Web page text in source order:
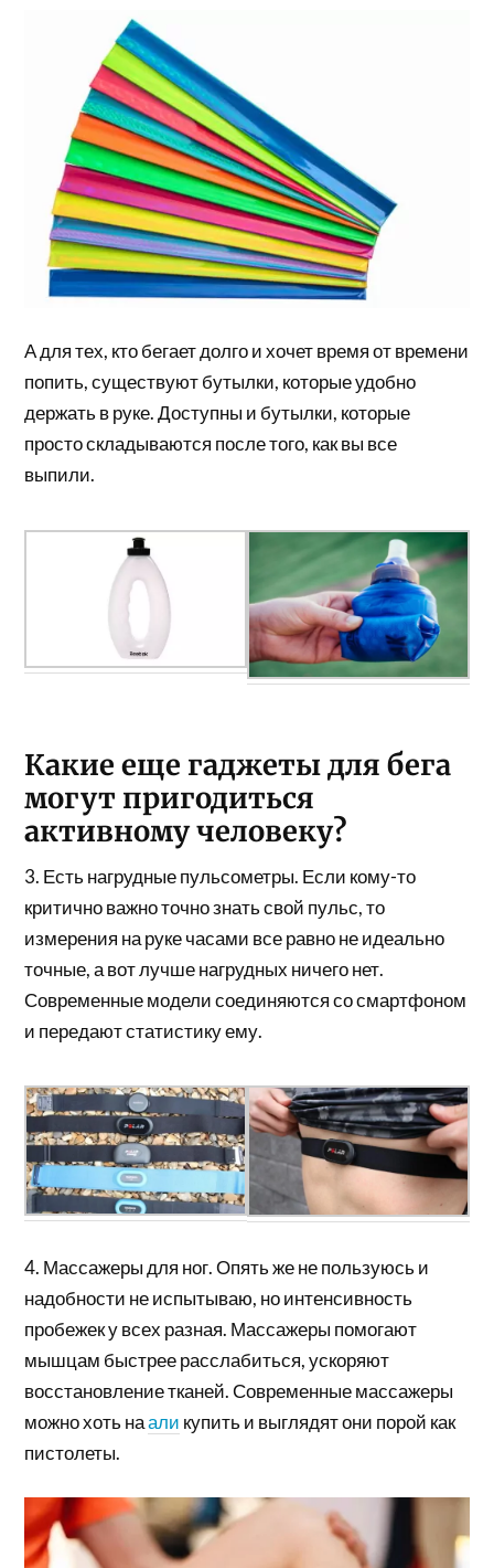
А для тех, кто бегает долго и хочет время от времени
попить, существуют бутылки, которые удобно
держать в руке. Доступны и бутылки, которые
просто складываются после того, как вы все
выпили.
Какие еще гаджеты для бега
могут пригодиться
активному человеку?
3. Есть нагрудные пульсометры. Если кому-то
критично важно точно знать свой пульс, то
измерения на руке часами все равно не идеально
точные, а вот лучше нагрудных ничего нет.
Современные модели соединяются со смартфоном
и передают статистику ему.
4. Массажеры для ног. Опять же не пользуюсь и
надобности не испытываю, но интенсивность
пробежек у всех разная. Массажеры помогают
мышцам быстрее расслабиться, ускоряют
восстановление тканей. Современные массажеры
можно хоть наали купить и выглядят они порой как
пистолеты.